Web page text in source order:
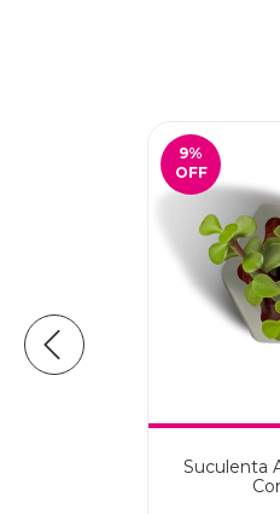
9%
OFF
Suculenta